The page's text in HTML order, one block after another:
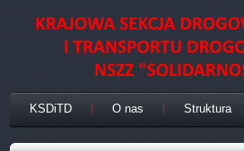
KSDiTD O nas Struktura